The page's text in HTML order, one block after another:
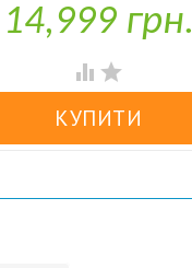
У наявності
14,999 грн.
 